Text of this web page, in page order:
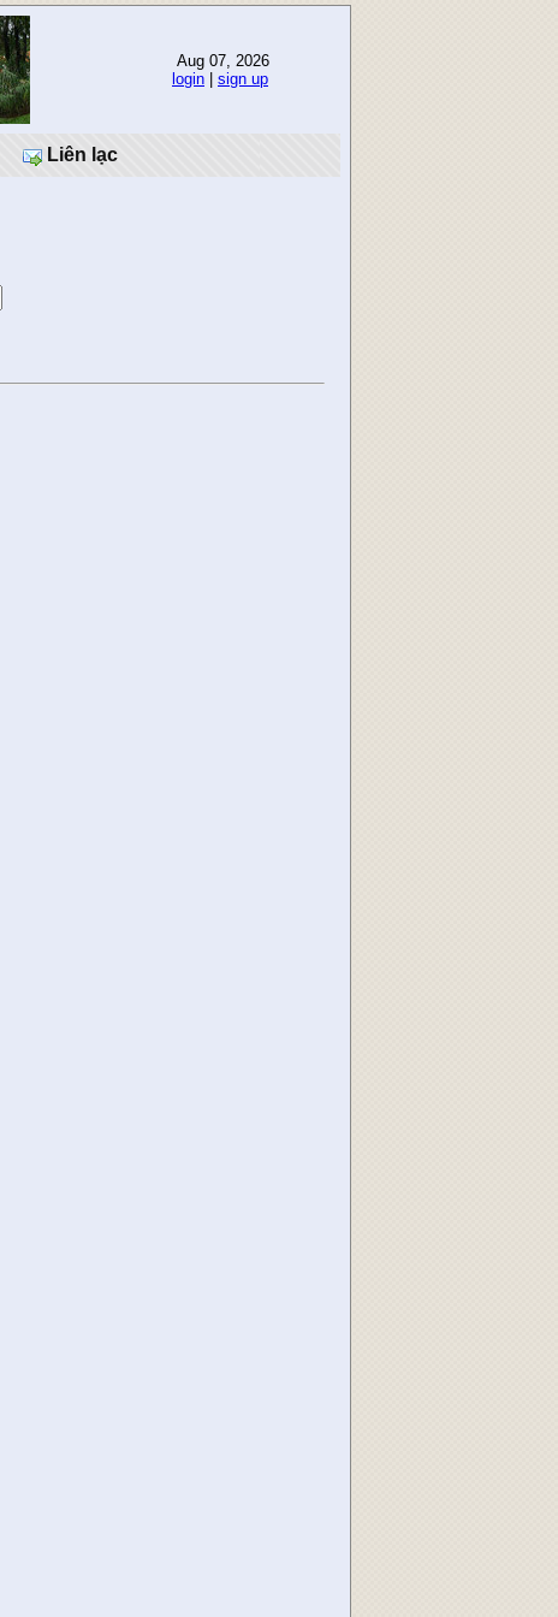
Aug 07, 2026
login
sign up
Liên lạc